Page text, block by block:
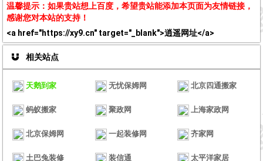
温馨提示：如果贵站想上百度，希望贵站能添加本页面为友情链接，
感谢您对本站的支持！
<a href="https://xy9.cn" target="_blank">逍遥网址</a>
相关站点
天鹅到家 无忧保姆网 北京四通搬家
蚂蚁搬家 聚政网 上海家政网
北京保姆网 一起装修网 齐家网
土巴兔装修 装信通 太平洋家居